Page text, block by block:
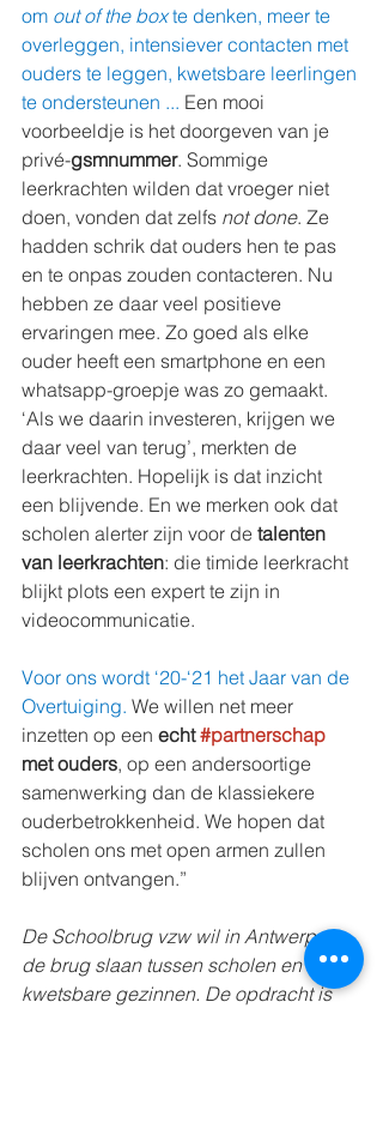
om out of the box te denken, meer te
overleggen, intensiever contacten met
ouders te leggen, kwetsbare leerlingen
te ondersteunen ... Een mooi
voorbeeldje is het doorgeven van je
privé-gsmnummer. Sommige
leerkrachten wilden dat vroeger niet
doen, vonden dat zelfs not done. Ze
hadden schrik dat ouders hen te pas
en te onpas zouden contacteren. Nu
hebben ze daar veel positieve
ervaringen mee. Zo goed als elke
ouder heeft een smartphone en een
whatsapp-groepje was zo gemaakt.
‘Als we daarin investeren, krijgen we
daar veel van terug’, merkten de
leerkrachten. Hopelijk is dat inzicht
een blijvende. En we merken ook dat
scholen alerter zijn voor de talenten
van leerkrachten: die timide leerkracht
blijkt plots een expert te zijn in
videocommunicatie.
Voor ons wordt ‘20-‘21 het Jaar van de
Overtuiging. We willen net meer
inzetten op een echt #partnerschap
met ouders, op een andersoortige
samenwerking dan de klassiekere
ouderbetrokkenheid. We hopen dat
scholen ons met open armen zullen
blijven ontvangen.”
De Schoolbrug vzw wil in Antwerpen
de brug slaan tussen scholen en
kwetsbare gezinnen. De opdracht is